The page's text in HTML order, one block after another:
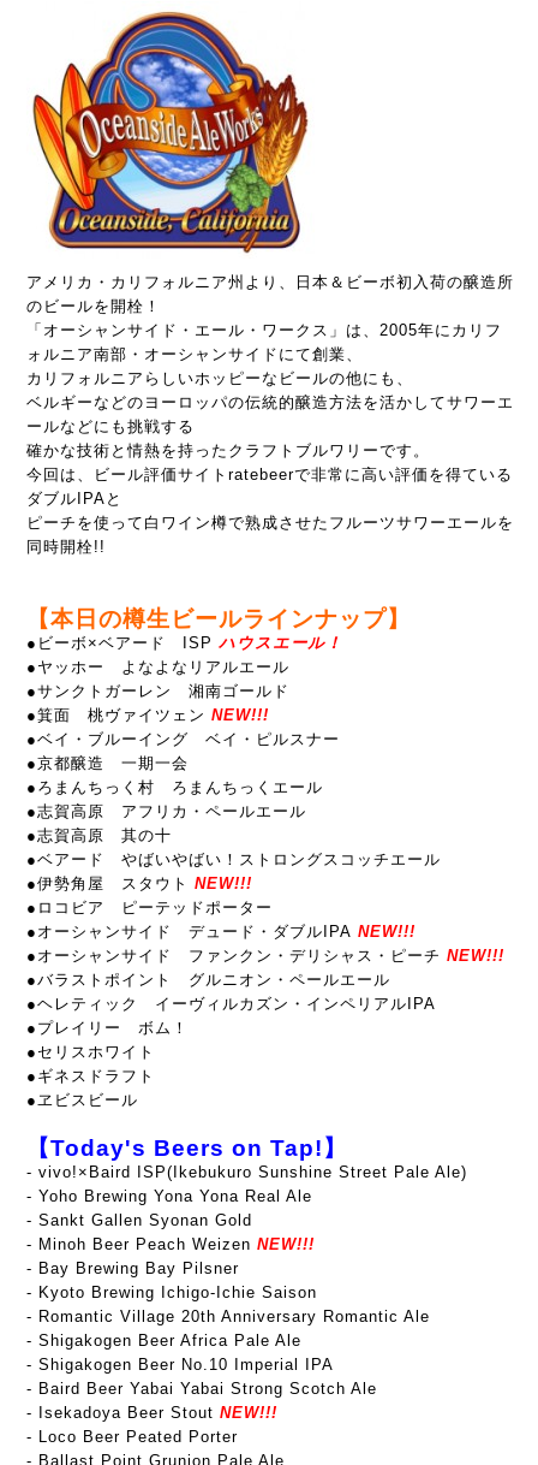
アメリカ・カリフォルニア州より、日本＆ビーボ初入荷の醸造所
のビールを開栓！
「オーシャンサイド・エール・ワークス」は、2005年にカリフ
ォルニア南部・オーシャンサイドにて創業、
カリフォルニアらしいホッピーなビールの他にも、
ベルギーなどのヨーロッパの伝統的醸造方法を活かしてサワーエ
ールなどにも挑戦する
確かな技術と情熱を持ったクラフトブルワリーです。
今回は、ビール評価サイトratebeerで非常に高い評価を得ている
ダブルIPAと
ピーチを使って白ワイン樽で熟成させたフルーツサワーエールを
同時開栓!!
【本日の樽生ビールラインナップ】
● ビーボ×ベアード ISP ハウスエール！
●ヤッホー よなよなリアルエール
●サンクトガーレン 湘南ゴールド
●箕面 桃ヴァイツェン NEW!!!
●ベイ・ブルーイング ベイ・ピルスナー
●京都醸造 一期一会
●ろまんちっく村 ろまんちっくエール
●志賀高原 アフリカ・ペールエール
●志賀高原 其の十
●ベアード やばいやばい！ストロングスコッチエール
●伊勢角屋 スタウト NEW!!!
●ロコビア ピーテッドポーター
●オーシャンサイド デュード・ダブルIPA NEW!!!
●オーシャンサイド ファンクン・デリシャス・ピーチ NEW!!!
●バラストポイント グルニオン・ペールエール
●ヘレティック イーヴィルカズン・インペリアルIPA
●プレイリー ボム！
●セリスホワイト
●ギネスドラフト
●ヱビスビール
【Today's Beers on Tap!】
- vivo!×Baird ISP(Ikebukuro Sunshine Street Pale Ale)
- Yoho Brewing Yona Yona Real Ale
- Sankt Gallen Syonan Gold
- Minoh Beer Peach Weizen NEW!!!
- Bay Brewing Bay Pilsner
- Kyoto Brewing Ichigo-Ichie Saison
- Romantic Village 20th Anniversary Romantic Ale
- Shigakogen Beer Africa Pale Ale
- Shigakogen Beer No.10 Imperial IPA
- Baird Beer Yabai Yabai Strong Scotch Ale
- Isekadoya Beer Stout NEW!!!
- Loco Beer Peated Porter
- Ballast Point Grunion Pale Ale